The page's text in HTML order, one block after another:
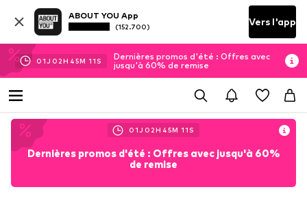
ABOUT YOU App
(152.700) Vers l'app
01J 02H 45M 09S
Dernières promos d'été : Offres avec
jusqu'à 60% de remise
01J 02H 45M 09S
Dernières promos d'été : Offres avec jusqu'à 60%
de remise